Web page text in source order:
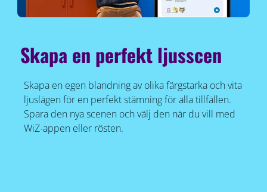
Skapa en perfekt ljusscen
Skapa en egen blandning av olika färgstarka och vita
ljuslägen för en perfekt stämning för alla tillfällen.
Spara den nya scenen och välj den när du vill med
WiZ-appen eller rösten.